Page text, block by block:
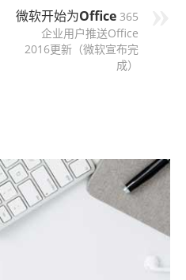
微软开始为Office 365
企业用户推送Office
2016更新（微软宣布完
成）